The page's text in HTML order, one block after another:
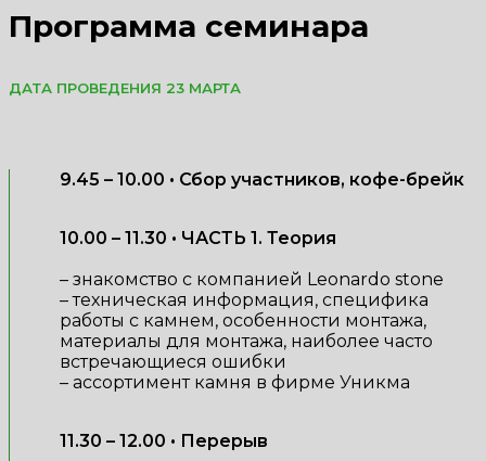
Программа семинара
ДАТА ПРОВЕДЕНИЯ 23 МАРТА
9.45 – 10.00 • Сбор участников, кофе-брейк
10.00 – 11.30 • ЧАСТЬ 1. Теория
– знакомство с компанией Leonardo stone
– техническая информация, специфика
работы с камнем, особенности монтажа,
материалы для монтажа, наиболее часто
встречающиеся ошибки
– ассортимент камня в фирме Уникма
11.30 – 12.00 • Перерыв